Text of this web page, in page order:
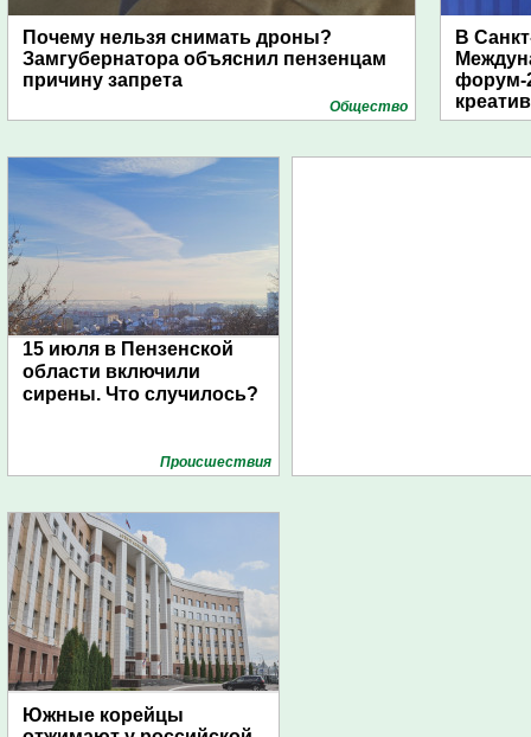
Почему нельзя снимать дроны?
Замгубернатора объяснил пензенцам
причину запрета
Общество
В
форум-
15 июля в Пензенской
области включили
сирены. Что случилось?
Проиcшествия
Южные корейцы